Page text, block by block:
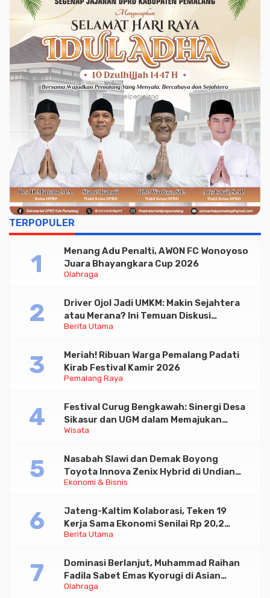
TERPOPULER
Olahraga
Menang Adu Penalti, AWON FC Wonoyoso
Juara Bhayangkara Cup 2026
Berita Utama
Driver Ojol Jadi UMKM: Makin Sejahtera
atau Merana? Ini Temuan Diskusi
Paramadina
Pemalang Raya
Meriah! Ribuan Warga Pemalang Padati
Kirab Festival Kamir 2026
Wisata
Festival Curug Bengkawah: Sinergi Desa
Sikasur dan UGM dalam Memajukan
Wisata serta UMKM Lokal
Ekonomi & Bisnis
Nasabah Slawi dan Demak Boyong
Toyota Innova Zenix Hybrid di Undian
Tabungan Bima Bank Jateng
Berita Utama
Jateng-Kaltim Kolaborasi, Teken 19
Kerja Sama Ekonomi Senilai Rp 20,2
Triliun
Olahraga
Dominasi Berlanjut, Muhammad Raihan
Fadila Sabet Emas Kyorugi di Asian
Taekwondo Indonesia Open 2026